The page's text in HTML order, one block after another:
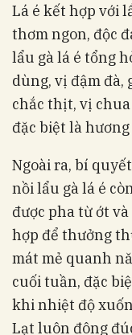
Lá é kết hợp với
thơm ngon, độc
lẩu gà lá é tổng
dùng, vị đậm đà,
chắc thịt, vị
đặc biệt là
Ngoài ra, bí
nồi lẩu gà lá é
được pha từ ớt
hợp để thưởng
mát mẻ quanh
cuối tuần, đặc
khi nhiệt độ
Lạt luôn đông